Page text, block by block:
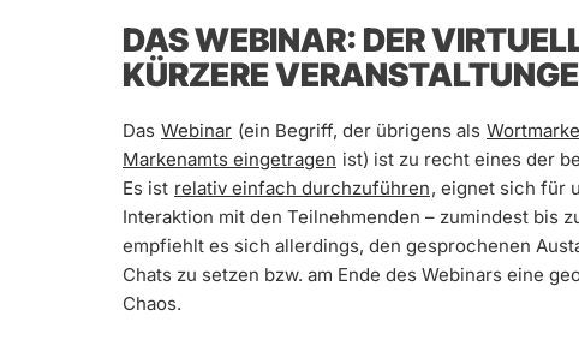
DAS WEBINAR: DER
KÜRZERE
Das Webinar (ein Begriff, der übrigens als
Markenamts eingetragen ist) ist zu recht eines der
Es ist relativ einfach durchzuführen, eignet sich für
Interaktion mit den Teilnehmenden – zumindest bis
empfiehlt es sich allerdings, den gesprochenen
Chats zu setzen bzw. am Ende des Webinars eine
Chaos.